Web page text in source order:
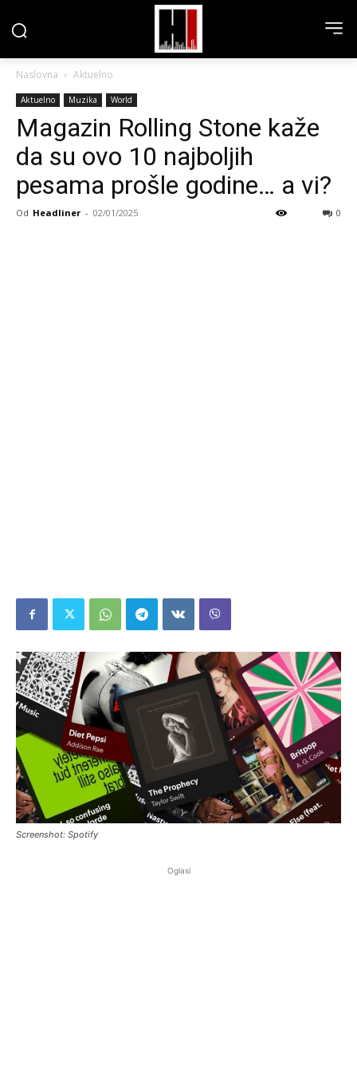
Naslovna Aktuelno
Aktuelno Muzika World
Magazin Rolling Stone kaže
da su ovo 10 najboljih
pesama prošle godine… a vi?
Od Headliner - 02/01/2025 0
Screenshot: Spotify
Oglasi